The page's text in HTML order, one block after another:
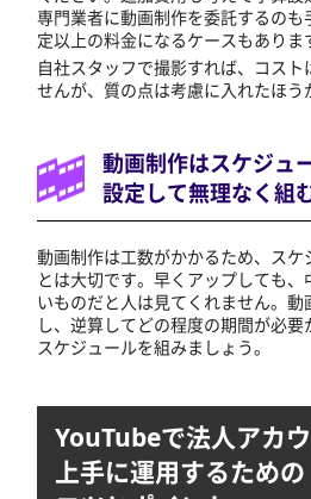
専門業者に動画制作を委託するの
定以上の料金になるケースもありま
自社スタッフで撮影すれば、コス
せんが、質の点は考慮に入れたほう
動画制作はスケジュ
設定して無理なく組
動画制作は工数がかかるため、スケ
とは大切です。早くアップしても
いものだと人は見てくれません。
し、逆算してどの程度の期間が必
スケジュールを組みましょう。
YouTubeで法人アカ
上手に運用するための